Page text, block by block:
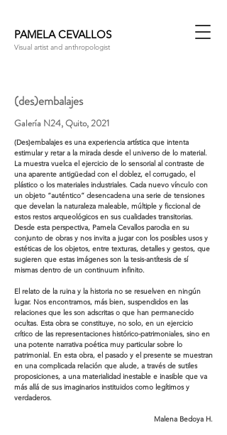
PAMELA CEVALLOS
Visual artist and anthropologist
(des)embalajes
Galería N24, Quito, 2021
(Des)embalajes es una experiencia artística que intenta
estimular y retar a la mirada desde el universo de lo material.
La muestra vuelca el ejercicio de lo sensorial al contraste de
una aparente antigüedad con el doblez, el corrugado, el
plástico o los materiales industriales. Cada nuevo vínculo con
un objeto “auténtico” desencadena una serie de tensiones
que develan la naturaleza maleable, múltiple y ficcional de
estos restos arqueológicos en sus cualidades transitorias.
Desde esta perspectiva, Pamela Cevallos parodia en su
conjunto de obras y nos invita a jugar con los posibles usos y
estéticas de los objetos, entre texturas, detalles y gestos, que
sugieren que estas imágenes son la tesis-antítesis de sí
mismas dentro de un continuum infinito.
El relato de la ruina y la historia no se resuelven en ningún
lugar. Nos encontramos, más bien, suspendidos en las
relaciones que les son adscritas o que han permanecido
ocultas. Esta obra se constituye, no solo, en un ejercicio
crítico de las representaciones histórico-patrimoniales, sino en
una potente narrativa poética muy particular sobre lo
patrimonial. En esta obra, el pasado y el presente se muestran
en una complicada relación que alude, a través de sutiles
proposiciones, a una materialidad inestable e inasible que va
más allá de sus imaginarios instituidos como legítimos y
verdaderos.
Malena Bedoya H.